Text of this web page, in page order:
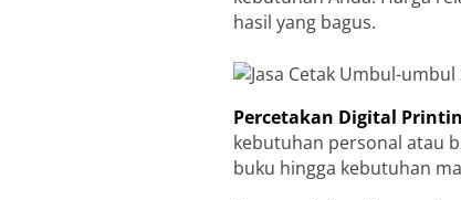
hasil yang bagus.
Percetakan Digital
kebutuhan personal atau
buku hingga kebutuhan